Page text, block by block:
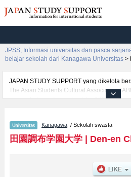
JPSS, Informasi universitas dan pasca
belajar sekolah dari Kanagawa Universitas >
JAPAN STUDY SUPPORT yang dikelola
The Asian Students Cultural Association
menyediakan informasi sekitar 1300
informasi per fakultas seperti Fakultas
Human Science (tentative translation),
berguna bagi mahasiswa(i) mancanegara
informasi mengenai ujian masuk,
lainnya. Silakan memanfaatkannya.
Kanagawa / Sekolah swasta
田園調布学園大学| Den-en